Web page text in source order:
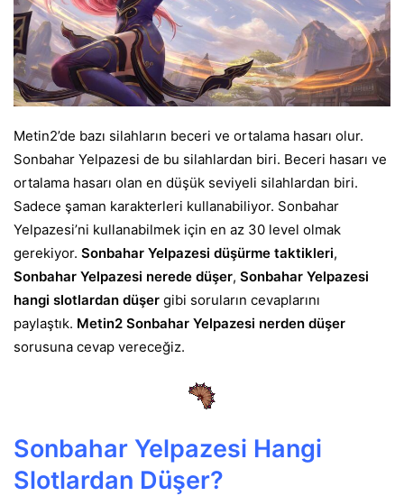
Metin2’de bazı silahların beceri ve ortalama hasarı olur.
Sonbahar Yelpazesi de bu silahlardan biri. Beceri hasarı ve
ortalama hasarı olan en düşük seviyeli silahlardan biri.
Sadece şaman karakterleri kullanabiliyor. Sonbahar
Yelpazesi’ni kullanabilmek için en az 30 level olmak
gerekiyor. Sonbahar Yelpazesi düşürme taktikleri,
Sonbahar Yelpazesi nerede düşer, Sonbahar Yelpazesi
hangi slotlardan düşer gibi soruların cevaplarını
paylaştık. Metin2 Sonbahar Yelpazesi nerden düşer
sorusuna cevap vereceğiz.
Sonbahar Yelpazesi Hangi
Slotlardan Düşer?